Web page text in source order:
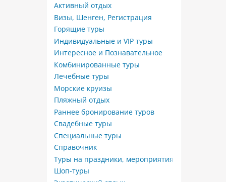
Активный отдых
Визы, Шенген, Регистрация
Горящие туры
Индивидуальные и VIP туры
Интересное и Познавательное
Комбинированные туры
Лечебные туры
Морские круизы
Пляжный отдых
Раннее бронирование туров
Свадебные туры
Специальные туры
Справочник
Туры на праздники, мероприятия
Шоп-туры